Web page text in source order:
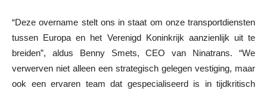
“Deze overname stelt ons in staat om onze transportdiensten
tussen Europa en het Verenigd Koninkrijk aanzienlijk uit te
breiden”, aldus Benny Smets, CEO van Ninatrans. “We
verwerven niet alleen een strategisch gelegen vestiging, maar
ook een ervaren team dat gespecialiseerd is in tijdkritisch